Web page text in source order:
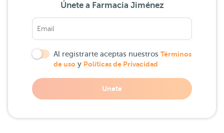
Únete a Farmacia Jiménez
Al registrarte aceptas nuestros Términos
de uso y Políticas de Privacidad
Unete